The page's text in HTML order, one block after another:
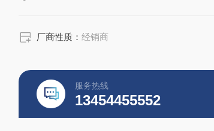
厂商性质：经销商
服务热线
13454455552